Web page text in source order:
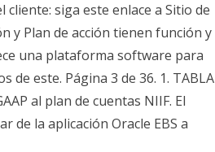
siga este enlace a Sitio de
y Plan de acción tienen función y
una plataforma software para
de este. Página 3 de 36. 1. TABLA
al plan de cuentas NIIF. El
de la aplicación Oracle EBS a